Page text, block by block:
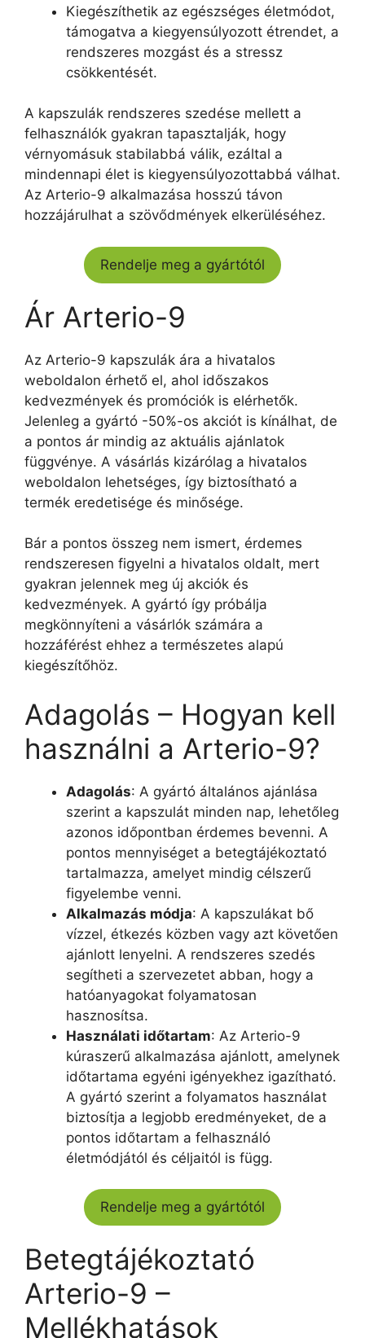
Kiegészíthetik az egészséges életmódot,
támogatva a kiegyensúlyozott étrendet, a
rendszeres mozgást és a stressz
csökkentését.
A kapszulák rendszeres szedése mellett a
felhasználók gyakran tapasztalják, hogy
vérnyomásuk stabilabbá válik, ezáltal a
mindennapi élet is kiegyensúlyozottabbá válhat.
Az Arterio-9 alkalmazása hosszú távon
hozzájárulhat a szövődmények elkerüléséhez.
Rendelje meg a gyártótól
Ár Arterio-9
Az Arterio-9 kapszulák ára a hivatalos
weboldalon érhető el, ahol időszakos
kedvezmények és promóciók is elérhetők.
Jelenleg a gyártó -50%-os akciót is kínálhat, de
a pontos ár mindig az aktuális ajánlatok
függvénye. A vásárlás kizárólag a hivatalos
weboldalon lehetséges, így biztosítható a
termék eredetisége és minősége.
Bár a pontos összeg nem ismert, érdemes
rendszeresen figyelni a hivatalos oldalt, mert
gyakran jelennek meg új akciók és
kedvezmények. A gyártó így próbálja
megkönnyíteni a vásárlók számára a
hozzáférést ehhez a természetes alapú
kiegészítőhöz.
Adagolás – Hogyan kell
használni a Arterio-9?
Adagolás: A gyártó általános ajánlása
szerint a kapszulát minden nap, lehetőleg
azonos időpontban érdemes bevenni. A
pontos mennyiséget a betegtájékoztató
tartalmazza, amelyet mindig célszerű
figyelembe venni.
Alkalmazás módja: A kapszulákat bő
vízzel, étkezés közben vagy azt követően
ajánlott lenyelni. A rendszeres szedés
segítheti a szervezetet abban, hogy a
hatóanyagokat folyamatosan
hasznosítsa.
Használati időtartam: Az Arterio-9
kúraszerű alkalmazása ajánlott, amelynek
időtartama egyéni igényekhez igazítható.
A gyártó szerint a folyamatos használat
biztosítja a legjobb eredményeket, de a
pontos időtartam a felhasználó
életmódjától és céljaitól is függ.
Rendelje meg a gyártótól
Betegtájékoztató
Arterio-9 –
Mellékhatások